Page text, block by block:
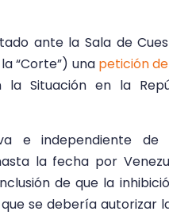
ante la Sala de
“Corte”) una petición
la Situación en la
e independiente
la fecha por
de que la
se debería autorizar